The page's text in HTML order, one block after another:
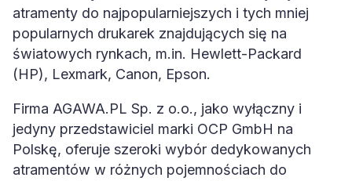
atramenty do najpopularniejszych i tych mniej
popularnych drukarek znajdujących się na
światowych rynkach, m.in. Hewlett-Packard
(HP), Lexmark, Canon, Epson.
Firma AGAWA.PL Sp. z o.o., jako wyłączny i
jedyny przedstawiciel marki OCP GmbH na
Polskę, oferuje szeroki wybór dedykowanych
atramentów w różnych pojemnościach do